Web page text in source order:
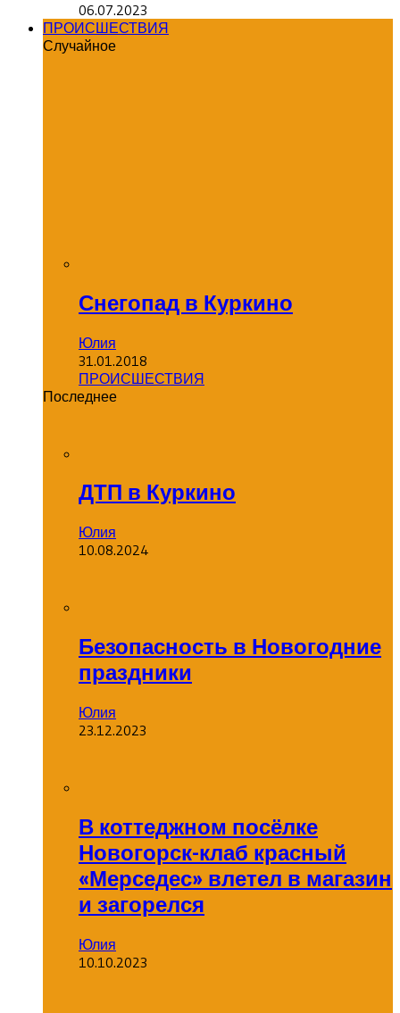
06.07.2023
ПРОИСШЕСТВИЯ
Случайное
Снегопад в Куркино
Юлия
31.01.2018
ПРОИСШЕСТВИЯ
Последнее
ДТП в Куркино
Юлия
10.08.2024
Безопасность в Новогодние
праздники
Юлия
23.12.2023
В коттеджном посёлке
Новогорск-клаб красный
«Мерседес» влетел в магазин
и загорелся
Юлия
10.10.2023